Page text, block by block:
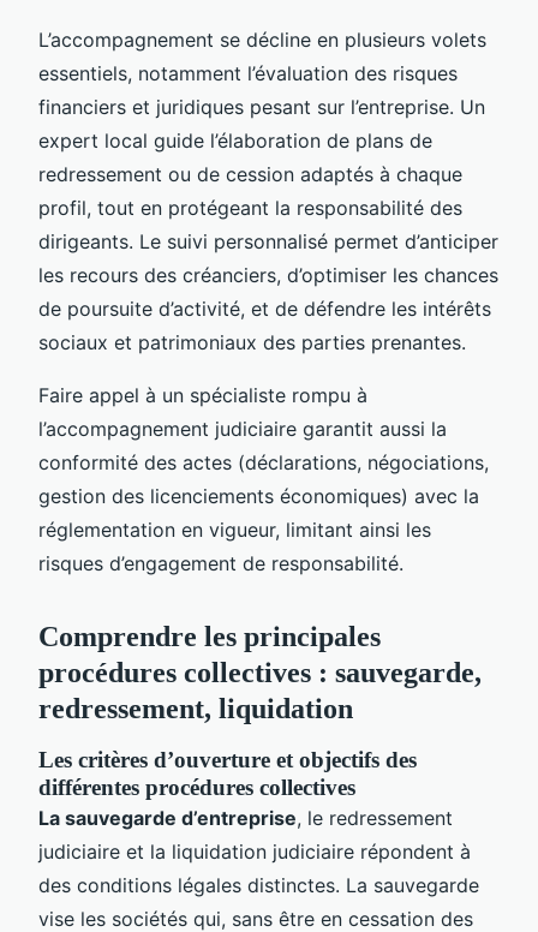
L’accompagnement se décline en plusieurs volets
essentiels, notamment l’évaluation des risques
financiers et juridiques pesant sur l’entreprise. Un
expert local guide l’élaboration de plans de
redressement ou de cession adaptés à chaque
profil, tout en protégeant la responsabilité des
dirigeants. Le suivi personnalisé permet d’anticiper
les recours des créanciers, d’optimiser les chances
de poursuite d’activité, et de défendre les intérêts
sociaux et patrimoniaux des parties prenantes.
Faire appel à un spécialiste rompu à
l’accompagnement judiciaire garantit aussi la
conformité des actes (déclarations, négociations,
gestion des licenciements économiques) avec la
réglementation en vigueur, limitant ainsi les
risques d’engagement de responsabilité.
Comprendre les principales
procédures collectives : sauvegarde,
redressement, liquidation
Les critères d’ouverture et objectifs des
différentes procédures collectives
La sauvegarde d’entreprise, le redressement
judiciaire et la liquidation judiciaire répondent à
des conditions légales distinctes. La sauvegarde
vise les sociétés qui, sans être en cessation des